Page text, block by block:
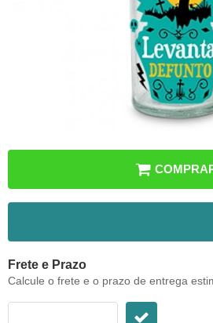
Frete e Prazo
Calcule o frete e o prazo de entrega